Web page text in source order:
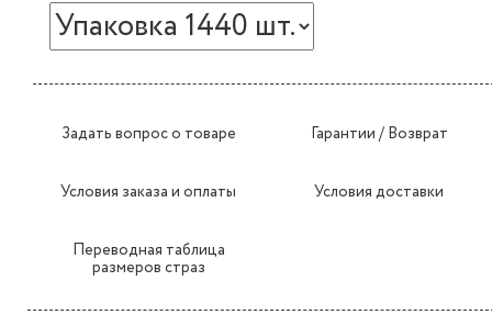
Задать вопрос о товаре Гарантии / Возврат
Условия заказа и оплаты Условия доставки
Переводная таблица
размеров страз